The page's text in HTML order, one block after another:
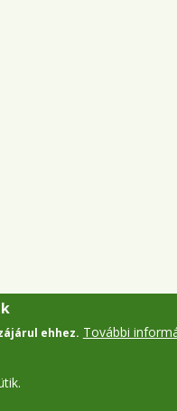
ehhez. További